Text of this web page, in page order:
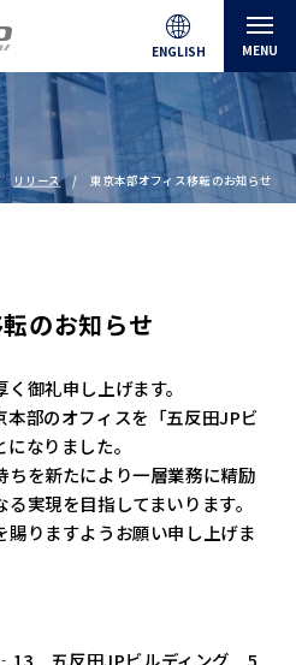
ENGLISH MENU
リリース 東京本部オフィス移転のお知らせ
のお知らせ
御礼申し上げます。
本部のオフィスを「五反田JPビ
なりました。
ちを新たにより一層業務に精励
実現を目指してまいります。
りますようお願い申し上げま
五反田JPビルディング 5